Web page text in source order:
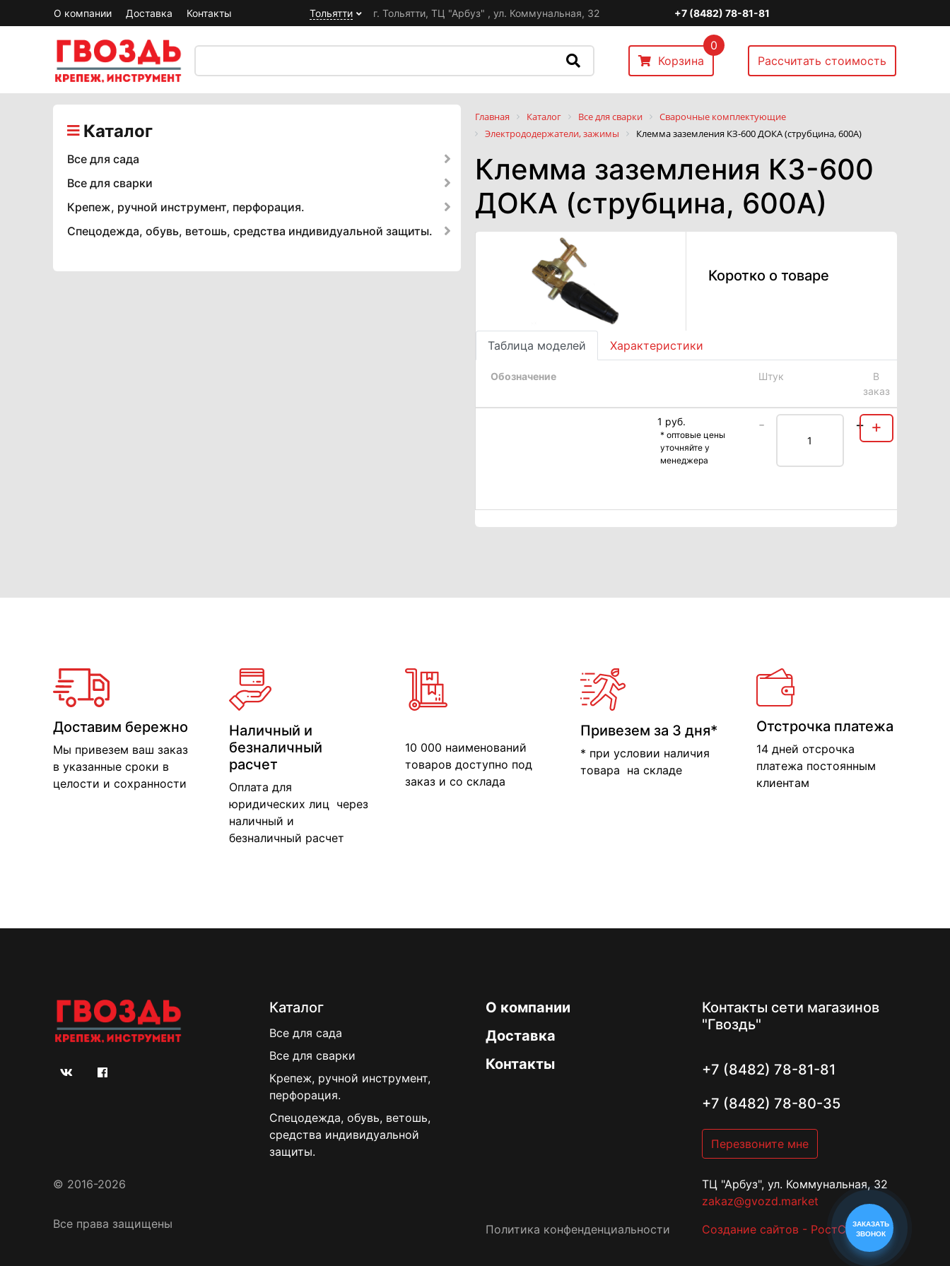
О компании Доставка Контакты Тольятти г. Тольятти, ТЦ "Арбуз" , ул. Коммунальная, 32 +7 (8482) 78-81-81
Корзина
0
Рассчитать стоимость
Главная Каталог Все для сварки
Сварочные комплектующие
Электрододержатели, зажимы
Клемма заземления КЗ-600 ДОКА (струбцина, 600А)
Клемма заземления КЗ-600
ДОКА (струбцина, 600А)
Коротко о товаре
Таблица моделей Характеристики
Обозначение Штук
В
заказ
1 руб.
* оптовые цены
уточняйте у
менеджера
- + +
Каталог
Все для сада
Все для сварки
Крепеж, ручной инструмент, перфорация.
Спецодежда, обувь, ветошь, средства индивидуальной защиты.
Доставим бережно
Мы привезем ваш заказ
в указанные сроки в
целости и сохранности
Наличный и
безналичный
расчет
Оплата для
юридических лиц через
наличный и
безналичный расчет
10 000 наименований
товаров доступно под
заказ и со склада
Привезем за 3 дня*
* при условии наличия
товара на складе
Отстрочка платежа
14 дней отсрочка
платежа постоянным
клиентам
© 2016-2026
Все права защищены
Каталог
Все для сада
Все для сварки
Крепеж, ручной инструмент,
перфорация.
Спецодежда, обувь, ветошь,
средства индивидуальной
защиты.
О компании
Доставка
Контакты
Политика конфенденциальности
Контакты сети магазинов
"Гвоздь"
+7 (8482) 78-81-81
+7 (8482) 78-80-35
Перезвоните мне
ТЦ "Арбуз", ул. Коммунальная, 32
zakaz@gvozd.market
Создание сайтов - РостСайтЗАКАЗАТЬ
ЗВОНОК